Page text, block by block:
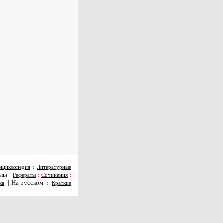
: Литературные
: Рефераты:Сочинения :
| На русском :Краткие